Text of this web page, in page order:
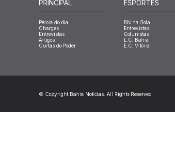
PRINCIPAL
Pérola do dia
Charges
Entrevistas
Artigos
Curtas do Poder
ESPORTES
BN na Bola
Entrevistas
Colunistas
E.C. Bahia
E.C. Vitória
© Copyright Bahia Notícias. All Rights Reserved